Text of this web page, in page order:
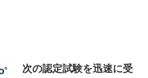
次の認定試験を迅速に受